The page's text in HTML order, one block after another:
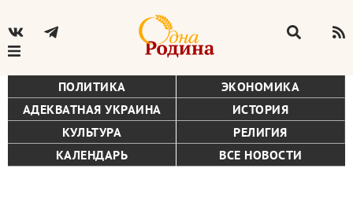
ПОЛИТИКА
ЭКОНОМИКА
АДЕКВАТНАЯ УКРАИНА
ИСТОРИЯ
КУЛЬТУРА
РЕЛИГИЯ
КАЛЕНДАРЬ
ВСЕ НОВОСТИ